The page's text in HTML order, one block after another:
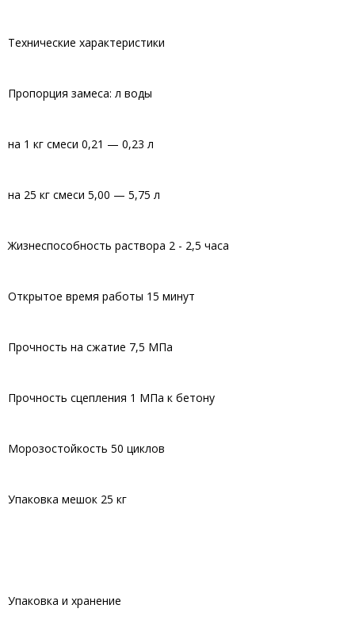
Технические характеристики
Пропорция замеса: л воды
на 1 кг смеси 0,21 — 0,23 л
на 25 кг смеси 5,00 — 5,75 л
Жизнеспособность раствора 2 - 2,5 часа
Открытое время работы 15 минут
Прочность на сжатие 7,5 МПа
Прочность сцепления 1 МПа к бетону
Морозостойкость 50 циклов
Упаковка мешок 25 кг
Упаковка и хранение